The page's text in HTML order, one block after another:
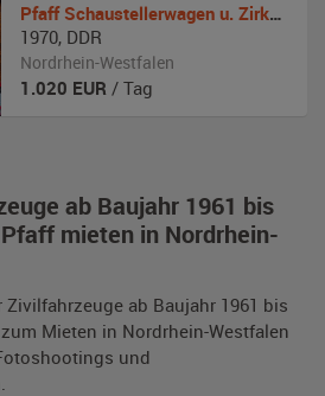
ab Baujahr 1961 bis
mieten in Nordrhein-
ab Baujahr 1961 bis
Mieten in Nordrhein-Westfalen
und
Pfaff Schaustellerwagen u. Zirkuswagen
1970, DDR
Nordrhein-Westfalen
1.020 EUR / Tag